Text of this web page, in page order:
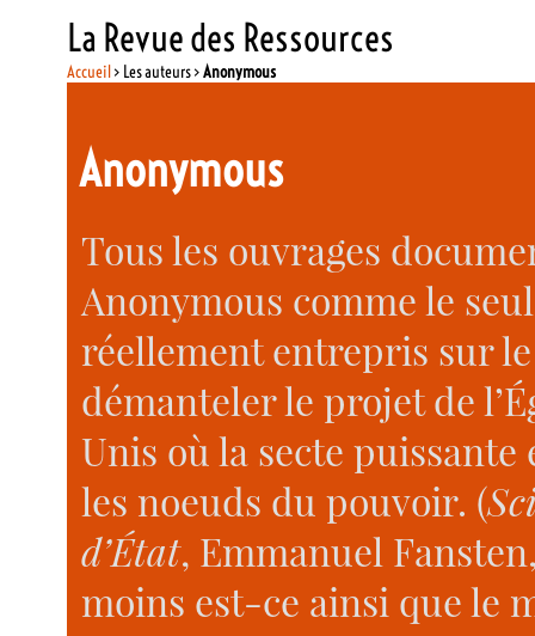
La Revue des Ressources
Accueil> Les auteurs >Anonymous
Anonymous
Tous les ouvrages
Anonymous comme le
réellement entrepris sur
démanteler le projet de
Unis où la secte
les noeuds du pouvoir. (
d’État, Emmanuel
moins est-ce ainsi que le